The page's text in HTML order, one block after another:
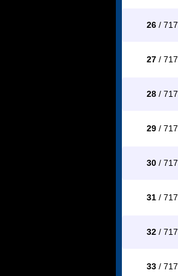
26/ 717
27/ 717
28/ 717
29/ 717
30/ 717
31/ 717
32/ 717
33/ 717